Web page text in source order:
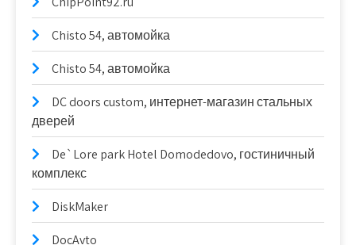
Chisto 54, автомойка
Chisto 54, автомойка
DC doors custom, интернет-магазин стальных
дверей
De`Lore park Hotel Domodedovo, гостиничный
комплекс
DiskMaker
DocAvto